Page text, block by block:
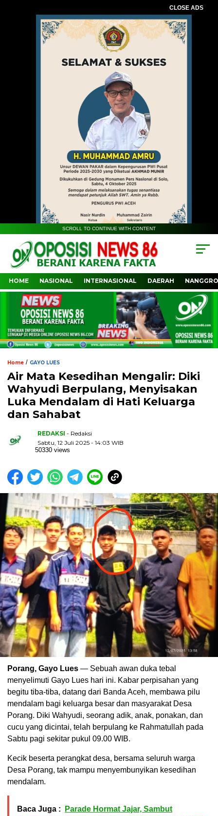
CLOSE ADS
SCROLL TO CONTINUE WITH CONTENT
HOME NASIONAL INTERNASIONAL DAERAH
Home / GAYO LUES
Air Mata Kesedihan Mengalir: Diki
Wahyudi Berpulang, Menyisakan
Luka Mendalam di Hati Keluarga
dan Sahabat
REDAKSI - Redaksi
Sabtu, 12 Juli 2025 - 14:03 WIB
50330 views
Porang, Gayo Lues — Sebuah awan duka tebal
menyelimuti Gayo Lues hari ini. Kabar perpisahan yang
begitu tiba-tiba, datang dari Banda Aceh, membawa pilu
mendalam bagi keluarga besar dan masyarakat Desa
Porang. Diki Wahyudi, seorang adik, anak, ponakan, dan
cucu yang dicintai, telah berpulang ke Rahmatullah pada
Sabtu pagi sekitar pukul 09.00 WIB.
Kecik beserta perangkat desa, bersama seluruh warga
Desa Porang, tak mampu menyembunyikan kesedihan
mendalam.
Baca Juga :
Parade Hormat Jajar, Sambut